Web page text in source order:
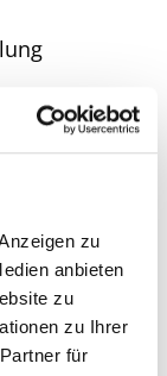
zu
anbieten
zu
zu Ihrer
für